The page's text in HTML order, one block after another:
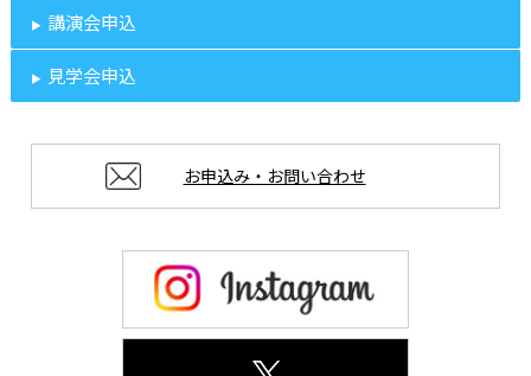
講演会申込
見学会申込
お申込み・お問い合わせ